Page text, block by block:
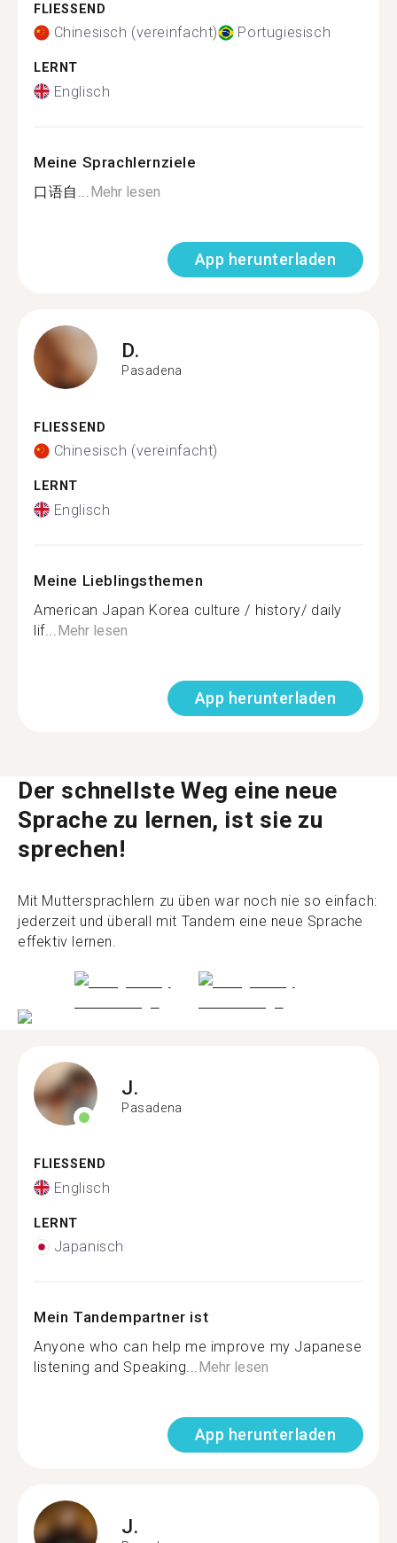
FLIESSEND
Chinesisch (vereinfacht) Portugiesisch
LERNT
Englisch
Meine Sprachlernziele
口语自... Mehr lesen
App herunterladen
D.
Pasadena
FLIESSEND
Chinesisch (vereinfacht)
LERNT
Englisch
Meine Lieblingsthemen
American Japan Korea culture / history/ daily
lif... Mehr lesen
App herunterladen
Der schnellste Weg eine neue
Sprache zu lernen, ist sie zu
sprechen!
Mit Muttersprachlern zu üben war noch nie so einfach:
jederzeit und überall mit Tandem eine neue Sprache
effektiv lernen.
J.
Pasadena
FLIESSEND
Englisch
LERNT
Japanisch
Mein Tandempartner ist
Anyone who can help me improve my Japanese
listening and Speaking...Mehr lesen
App herunterladen
J.